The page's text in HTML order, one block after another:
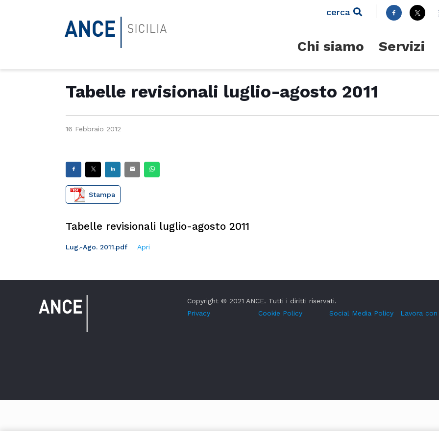
cerca
Chi siamo Servizi
Tabelle revisionali luglio-agosto 2011
16 Febbraio 2012
Stampa
Tabelle revisionali luglio-agosto 2011
Lug.-Ago. 2011.pdf Apri
Copyright © 2021 ANCE. Tutti i diritti riservati.
Privacy
Cookie Policy Social Media Policy Lavora